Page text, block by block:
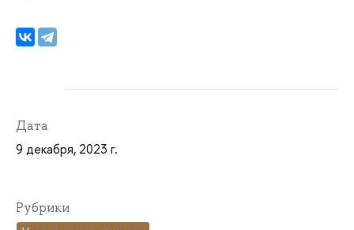
Дата
9 декабря, 2023 г.
Рубрики